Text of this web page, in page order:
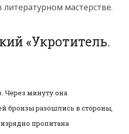
мастерстве.
«Укротитель.
Через минуту она
бронзы разошлись в стороны,
пропитана